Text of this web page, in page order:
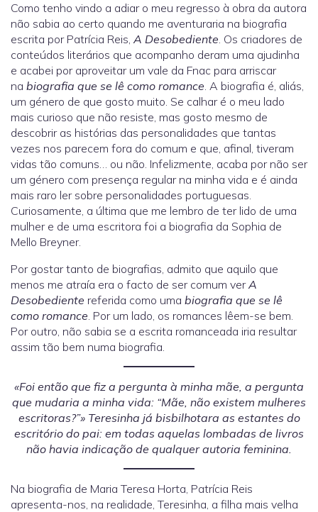
Como tenho vindo a adiar o meu regresso à obra da autora
não sabia ao certo quando me aventuraria na biografia
escrita por Patrícia Reis, A Desobediente. Os criadores de
conteúdos literários que acompanho deram uma ajudinha
e acabei por aproveitar um vale da Fnac para arriscar
na biografia que se lê como romance. A biografia é, aliás,
um género de que gosto muito. Se calhar é o meu lado
mais curioso que não resiste, mas gosto mesmo de
descobrir as histórias das personalidades que tantas
vezes nos parecem fora do comum e que, afinal, tiveram
vidas tão comuns… ou não. Infelizmente, acaba por não ser
um género com presença regular na minha vida e é ainda
mais raro ler sobre personalidades portuguesas.
Curiosamente, a última que me lembro de ter lido de uma
mulher e de uma escritora foi a biografia da Sophia de
Mello Breyner.
Por gostar tanto de biografias, admito que aquilo que
menos me atraía era o facto de ser comum verA
Desobediente referida como uma biografia que se lê
como romance. Por um lado, os romances lêem-se bem.
Por outro, não sabia se a escrita romanceada iria resultar
assim tão bem numa biografia.
«Foi então que fiz a pergunta à minha mãe, a pergunta
que mudaria a minha vida: “Mãe, não existem mulheres
escritoras?”» Teresinha já bisbilhotara as estantes do
escritório do pai: em todas aquelas lombadas de livros
não havia indicação de qualquer autoria feminina.
Na biografia de Maria Teresa Horta, Patrícia Reis
apresenta-nos, na realidade, Teresinha, a filha mais velha